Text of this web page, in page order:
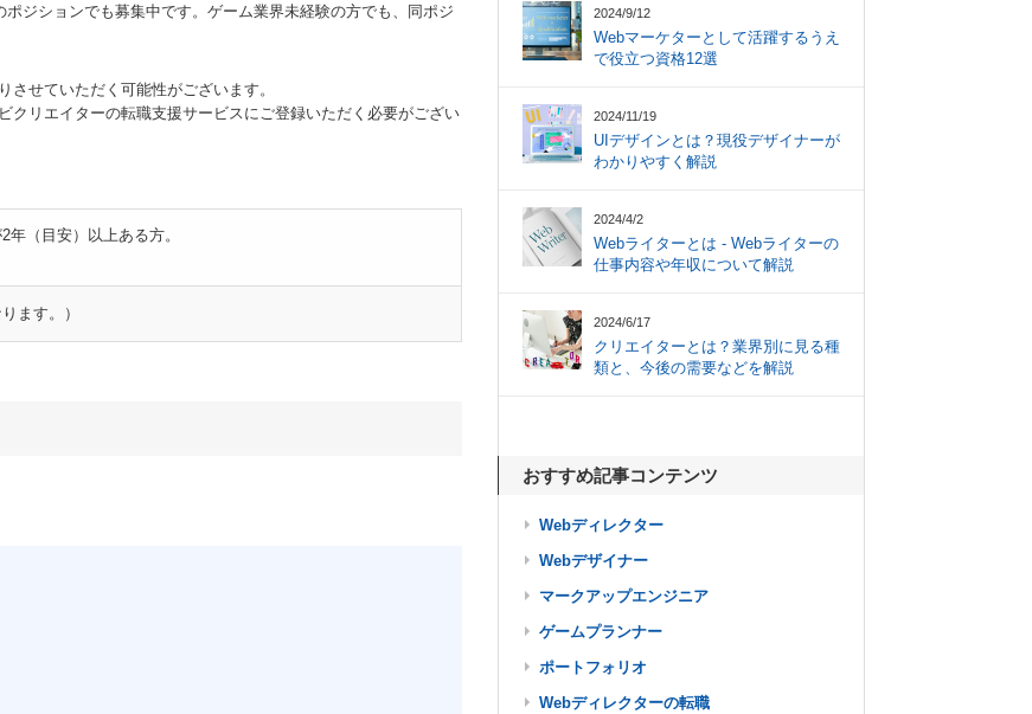
ジションでも募集中です。ゲーム業界未経験の方でも、同ポジ
せていただく可能性がございます。
リエイターの転職支援サービスにご登録いただく必要がござい
（目安）以上ある方。
ます。）
2024/9/12
Webマーケターとして活躍するうえ
で役立つ資格12選
2024/11/19
UIデザインとは？現役デザイナーが
わかりやすく解説
2024/4/2
Webライターとは - Webライターの
仕事内容や年収について解説
2024/6/17
クリエイターとは？業界別に見る種
類と、今後の需要などを解説
おすすめ記事コンテンツ
Webディレクター
Webデザイナー
マークアップエンジニア
ゲームプランナー
ポートフォリオ
Webディレクターの転職